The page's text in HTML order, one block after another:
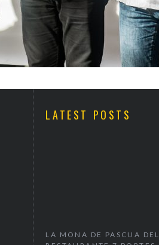
LATEST POSTS
LA MONA DE PASCUA DEL